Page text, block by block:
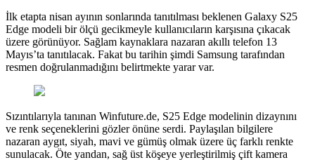
İlk etapta nisan ayının sonlarında tanıtılması beklenen Galaxy S25
Edge modeli bir ölçü gecikmeyle kullanıcıların karşısına çıkacak
üzere görünüyor. Sağlam kaynaklara nazaran akıllı telefon 13
Mayıs’ta tanıtılacak. Fakat bu tarihin şimdi Samsung tarafından
resmen doğrulanmadığını belirtmekte yarar var.
Sızıntılarıyla tanınan Winfuture.de, S25 Edge modelinin dizaynını
ve renk seçeneklerini gözler önüne serdi. Paylaşılan bilgilere
nazaran aygıt, siyah, mavi ve gümüş olmak üzere üç farklı renkte
sunulacak. Öte yandan, sağ üst köşeye yerleştirilmiş çift kamera